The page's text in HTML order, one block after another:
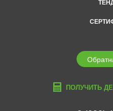
ПОЛУЧИТЬ